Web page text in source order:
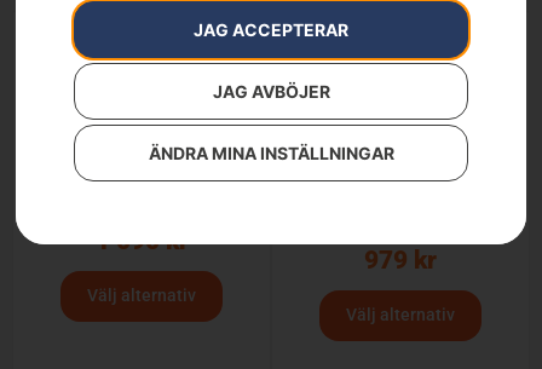
JAG ACCEPTERAR
JAG AVBÖJER
ÄNDRA MINA INSTÄLLNINGAR
Husqvarna skaljacka
1 090kr
Välj alternativ
Husqvarna
979 kr
Välj alternativ